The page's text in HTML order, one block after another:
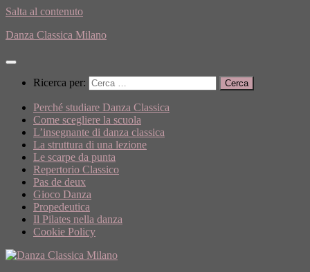
Salta al contenuto
Danza Classica Milano
Ricerca per:
Perché studiare Danza Classica
Come scegliere la scuola
L’insegnante di danza classica
La struttura di una lezione
Le scarpe da punta
Repertorio Classico
Pas de deux
Gioco Danza
Propedeutica
Il Pilates nella danza
Cookie Policy